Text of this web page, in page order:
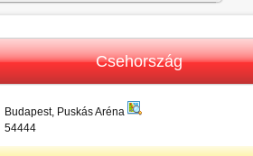
Csehország
Budapest, Puskás Aréna
54444